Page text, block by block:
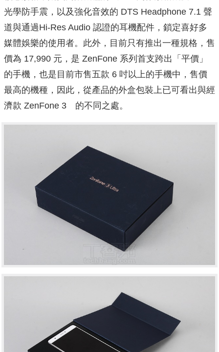
光學防手震，以及強化音效的 DTS Headphone 7.1 聲
道與通過Hi-Res Audio 認證的耳機配件，鎖定喜好多
媒體娛樂的使用者。此外，目前只有推出一種規格，售
價為 17,990 元，是 ZenFone 系列首支跨出「平價」
的手機，也是目前市售五款 6 吋以上的手機中，售價
最高的機種，因此，從產品的外盒包裝上已可看出與經
濟款 ZenFone 3 的不同之處。